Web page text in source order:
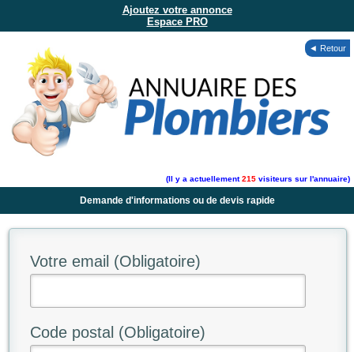
Ajoutez votre annonce
Espace PRO
◄ Retour
(Il y a actuellement215 visiteurs sur l'annuaire)
Demande d'informations ou de devis rapide
Votre email (Obligatoire)
Code postal (Obligatoire)